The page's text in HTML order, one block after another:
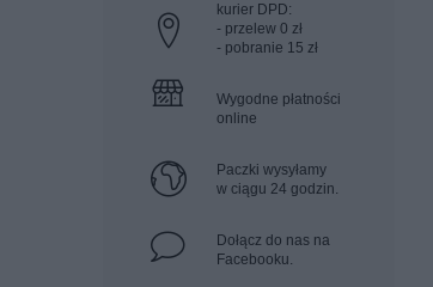
kurier DPD:
- przelew 0 zł
- pobranie 15 zł
Wygodne płatności
online
Paczki wysyłamy
w ciągu 24 godzin.
Dołącz do nas na
Facebooku.